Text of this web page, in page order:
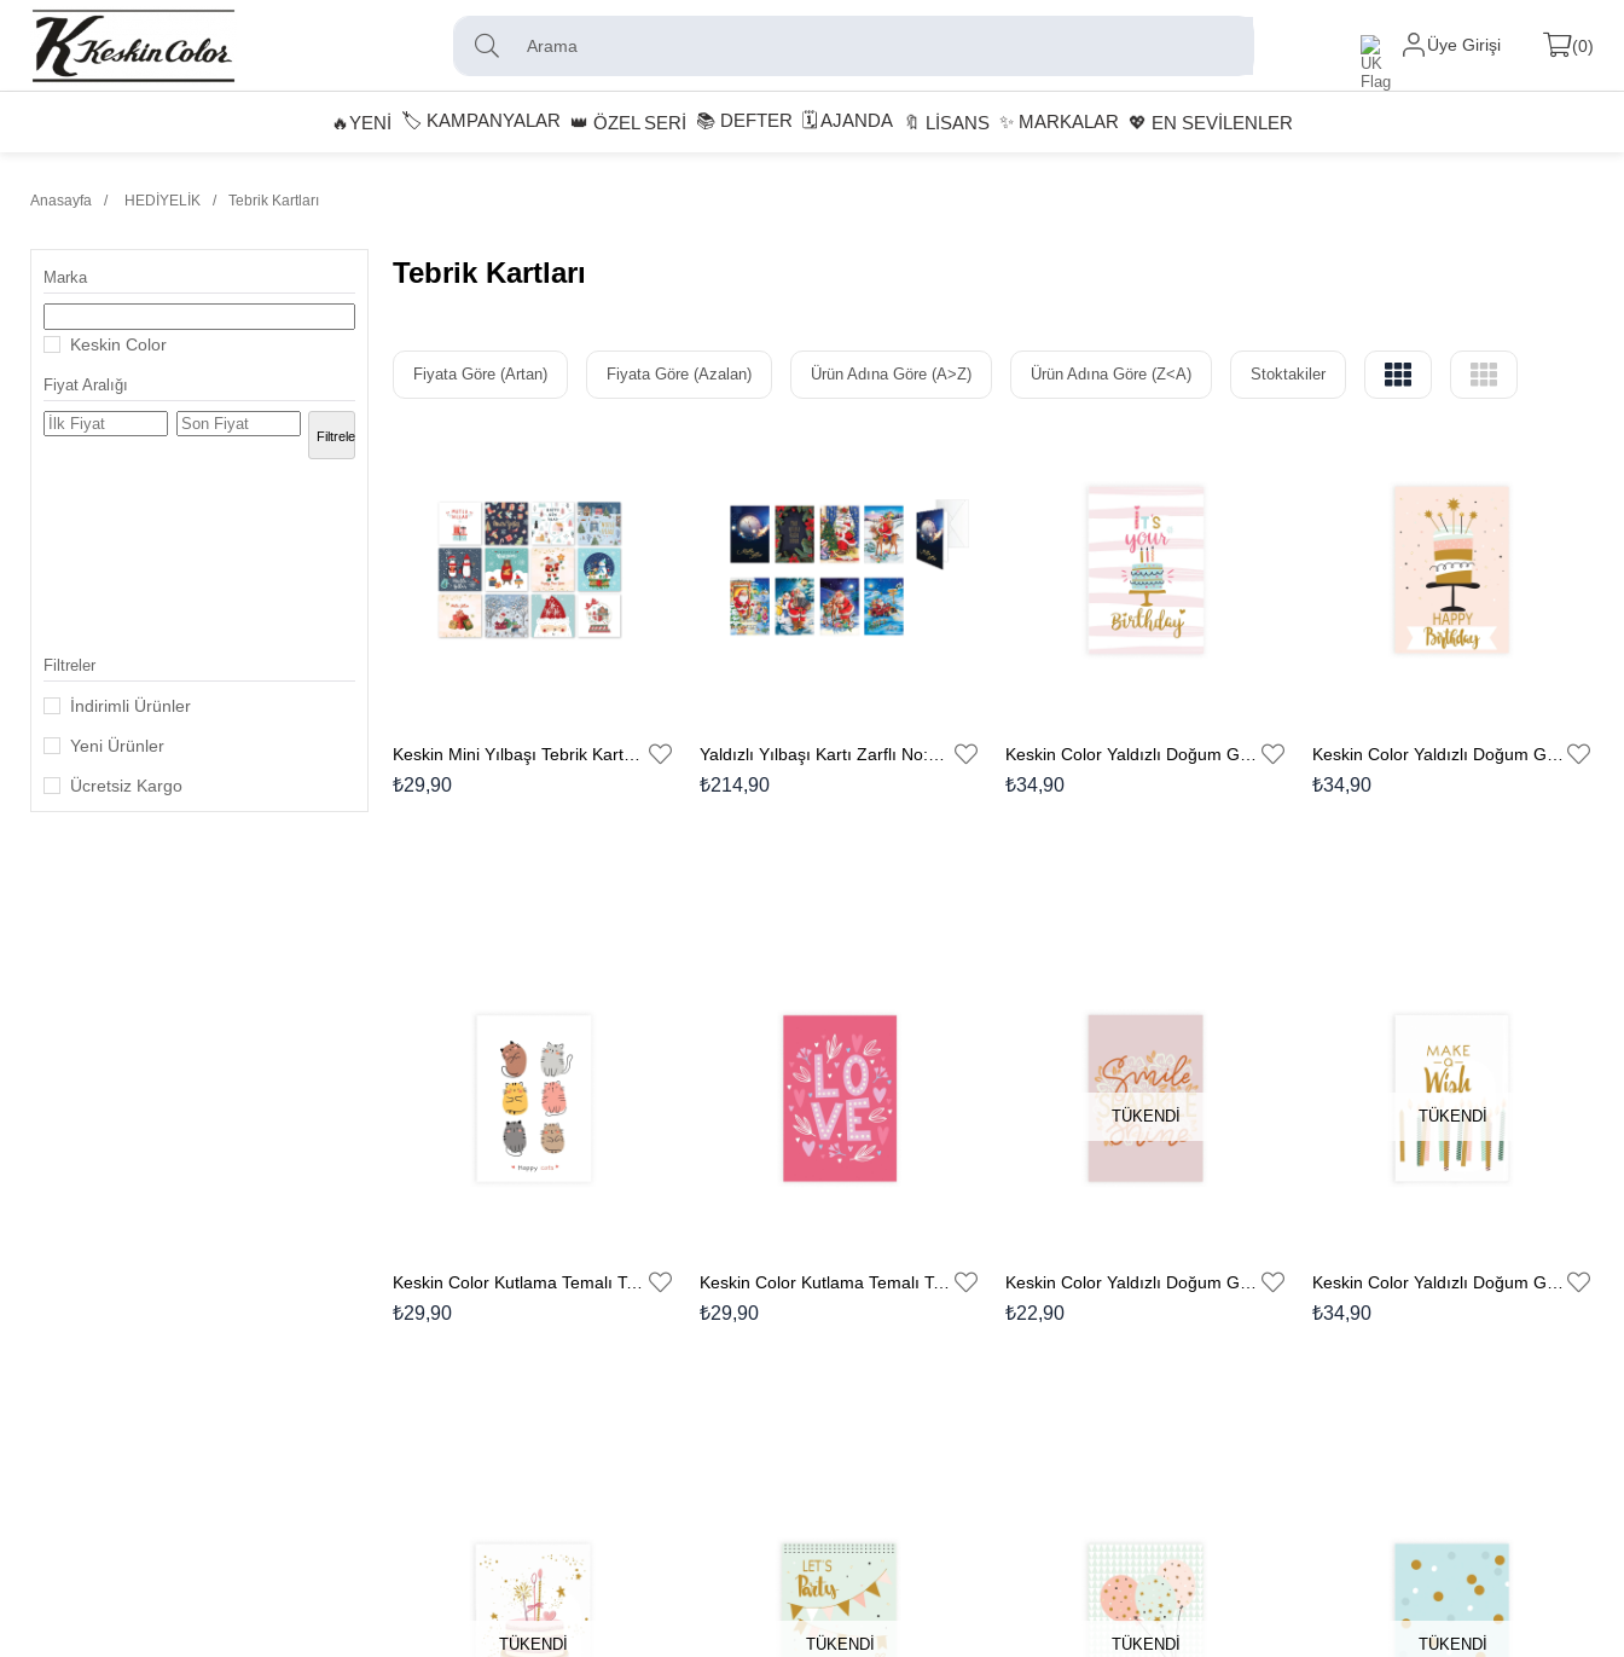
Üye Girişi 0
🔥YENİ 🏷️ KAMPANYALAR 👑 ÖZEL SERİ 📚 DEFTER 🗓 AJANDA 🔖 LİSANS ✨ MARKALAR 💖 EN SEVİLENLER
Anasayfa HEDİYELİK Tebrik Kartları
Marka
Keskin Color
Fiyat Aralığı
Filtrele
₺50,00 - ₺75,00
₺75,00 - ₺100,00
₺100,00 - ₺150,00
₺150,00 üzerinde
Filtreler
İndirimli Ürünler
Yeni Ürünler
Ücretsiz Kargo
Tebrik Kartları
Fiyata Göre (Artan) Fiyata Göre (Azalan) Ürün Adına Göre (A>Z) Ürün Adına Göre (Z<A) Stoktakiler
₺29,90 ₺214,90 ₺34,90 ₺34,90
Keskin Color Kutlama Temalı Tebrik Kartı Zarflı No:8
₺29,90
Keskin Color Kutlama Temalı Tebrik Kartı Zarflı No:2
₺29,90
TÜKENDI
₺22,90
TÜKENDI
₺34,90
TÜKENDI TÜKENDI TÜKENDI TÜKENDI